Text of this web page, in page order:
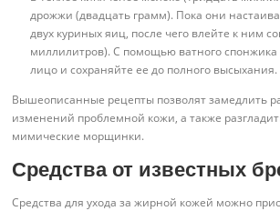
дрожжи (двадцать грамм). Пока они
двух куриных яиц, после чего влейте к ним
миллилитров). С помощью ватного спонжика
лицо и сохраняйте ее до полного высыхания.
Вышеописанные рецепты позволят замедлить
изменений проблемной кожи, а также
мимические морщинки.
Средства от известных
Средства для ухода за жирной кожей можно